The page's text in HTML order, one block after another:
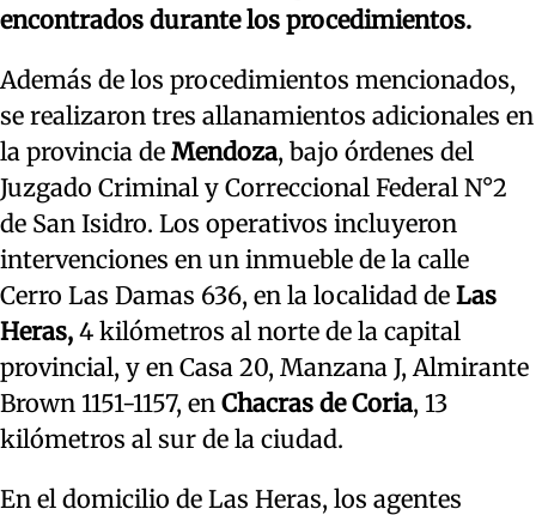
encontrados durante los procedimientos.
Además de los procedimientos mencionados,
se realizaron tres allanamientos adicionales en
la provincia de Mendoza, bajo órdenes del
Juzgado Criminal y Correccional Federal N°2
de San Isidro. Los operativos incluyeron
intervenciones en un inmueble de la calle
Cerro Las Damas 636, en la localidad de Las
Heras, 4 kilómetros al norte de la capital
provincial, y en Casa 20, Manzana J, Almirante
Brown 1151-1157, en Chacras de Coria, 13
kilómetros al sur de la ciudad.
En el domicilio de Las Heras, los agentes